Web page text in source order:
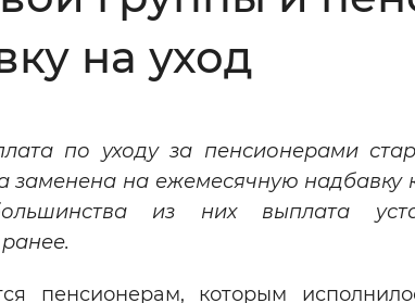
Остановить
на уход
по уходу за пенсионерами
заменена на ежемесячную надбавку
из них выплата
пенсионерам, которым